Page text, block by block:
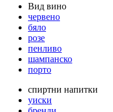
Вид вино
червено
бяло
розе
пенливо
шампанско
порто
спиртни напитки
уиски